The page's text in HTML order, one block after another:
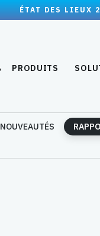
ÉTAT DES LIEUX
PRODUITS
NOUVEAUTÉS